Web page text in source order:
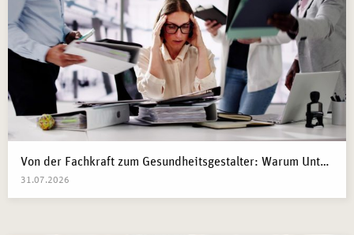
Von der Fachkraft zum Gesundheitsgestalter: Warum Unternehmen 2026 Business Health Coaches brauchen
31.07.2026